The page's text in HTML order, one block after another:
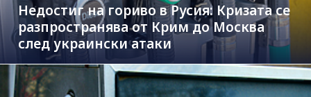
Недостиг на гориво в Русия: Кризата се
разпространява от Крим до Москва
след украински атаки